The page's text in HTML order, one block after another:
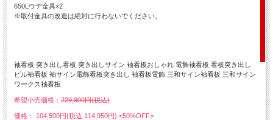
650Lウデ金具×2
※取付金具の改造は絶対に行わないでください。
袖看板 突き出し看板 突き出しサイン 袖看板おしゃれ 電飾袖看板 看板突き出し
ビル袖看板 袖サイン電飾看板突き出し 袖看板電飾 三和サイン袖看板 三和サイン
ワークス袖看板
希望小売価格： 229,900円(税込)
価格： 104,500円(税込 114,950円) <50%OFF>